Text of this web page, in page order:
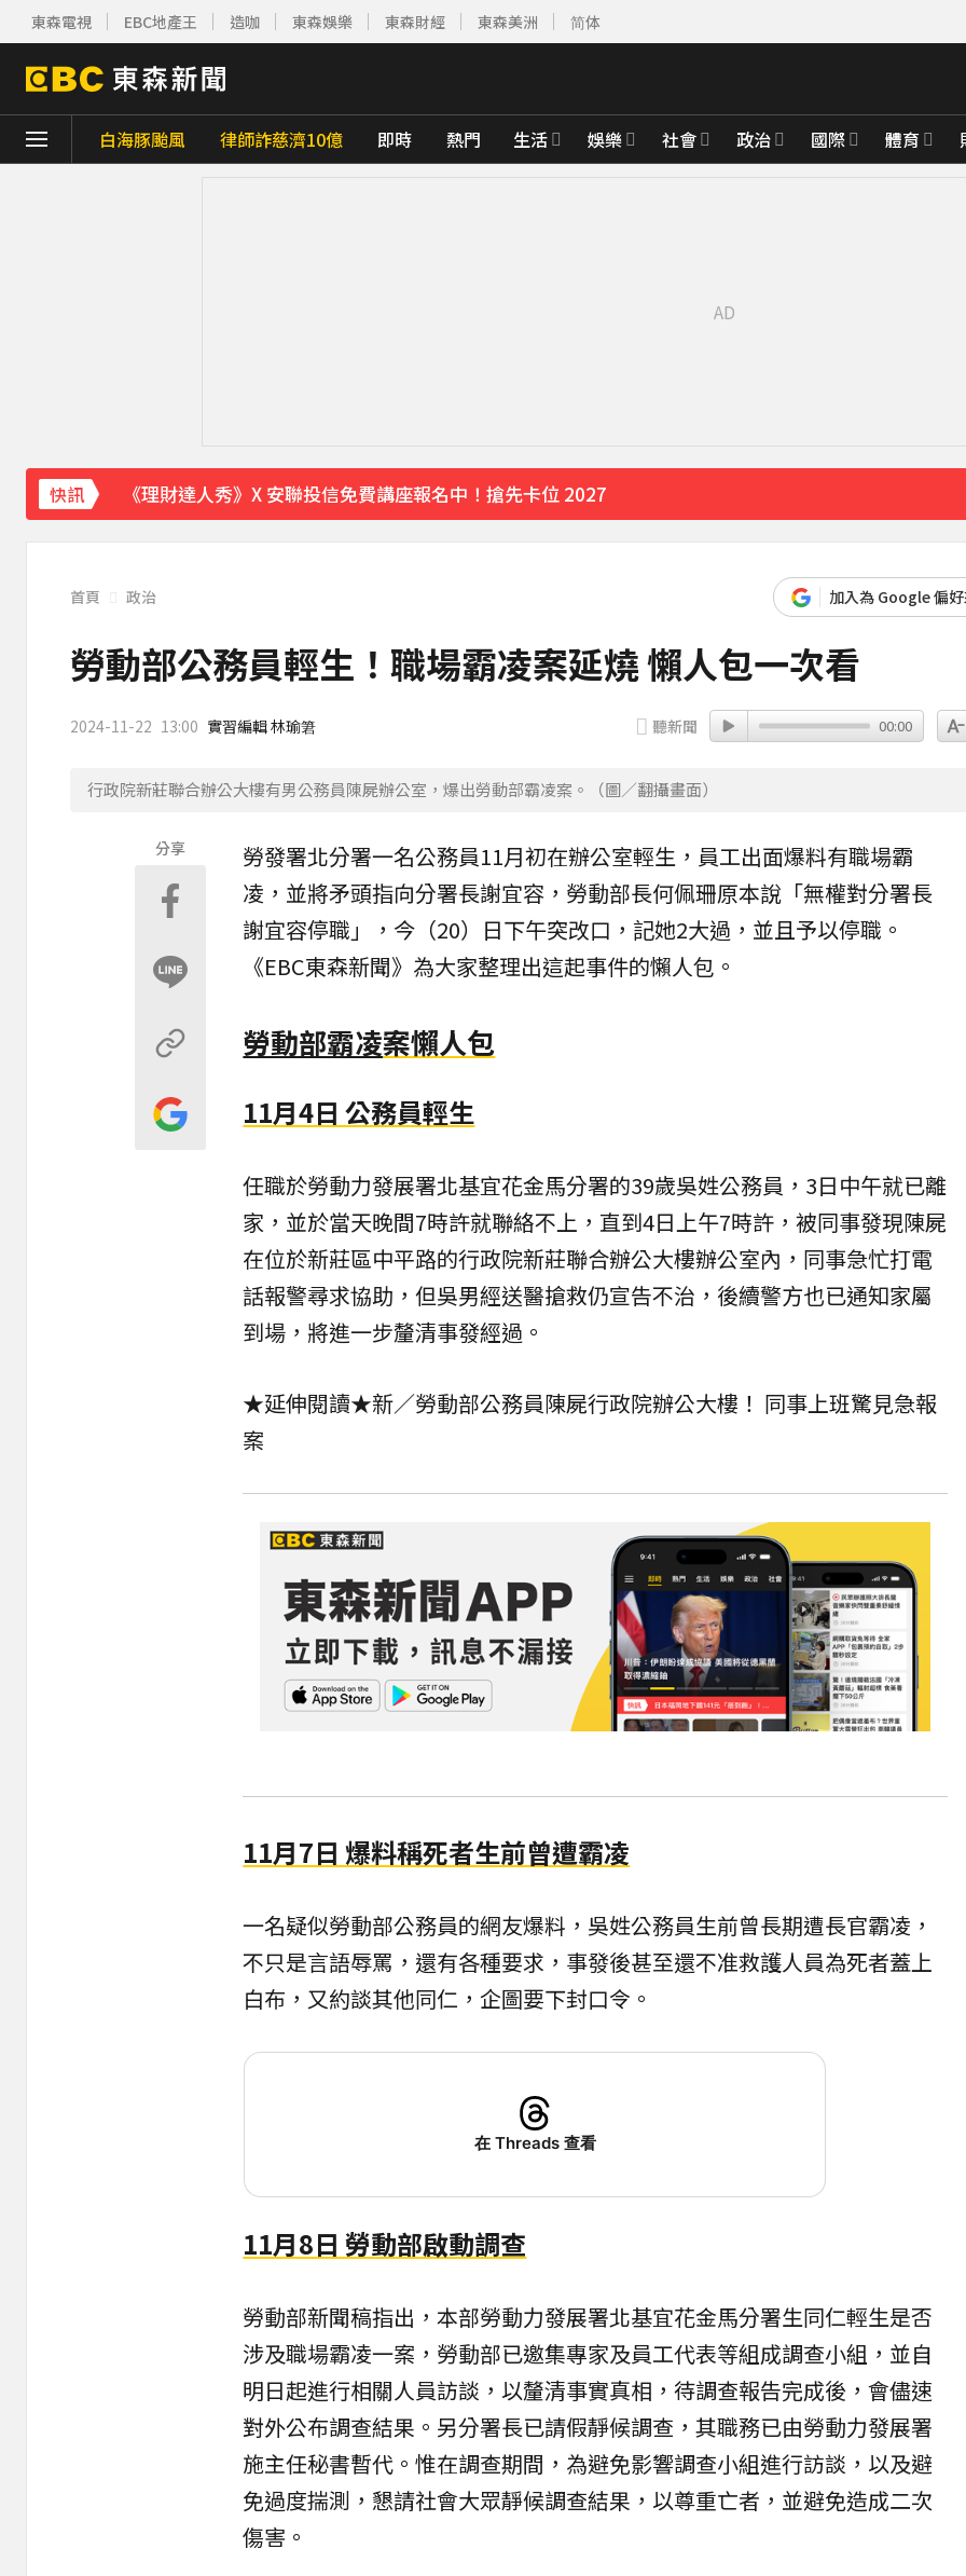
東森電視 EBC地產王 造咖 東森娛樂 東森財經 東森美洲 简体
白海豚颱風 律師詐慈濟10億 即時 熱門 生活 娛樂 社會 政治 國際 體育
快訊
《理財達人秀》X 安聯投信免費講座報名中！搶先卡位 2027
首頁 政治 加入為 Google 偏
勞動部公務員輕生！職場霸凌案延燒 懶人包一次看
2024-11-22 13:00 實習編輯 林瑜䇹 聽新聞 00:00
行政院新莊聯合辦公大樓有男公務員陳屍辦公室，爆出勞動部霸凌案。（圖／翻攝畫面）
分享 勞發署北分署一名公務員11月初在辦公室輕生，員工出面爆料有職場霸
凌，並將矛頭指向分署長謝宜容 ，勞動部長何佩珊原本說「無權對分署長
謝宜容停職」，今（20）日下午突改口，記她2大過，並且予以停職。
《EBC東森新聞》為大家整理出這起事件的懶人包。
勞動部霸凌案懶人包
11月4日 公務員輕生
任職於勞動力發展署北基宜花金馬分署的39歲吳姓公務員，3日中午就已離
家，並於當天晚間7時許就聯絡不上，直到4日上午7時許，被同事發現陳屍
在位於新莊區中平路的行政院新莊聯合辦公大樓辦公室內，同事急忙打電
話報警尋求協助，但吳男經送醫搶救仍宣告不治，後續警方也已通知家屬
到場，將進一步釐清事發經過。
★延伸閱讀★新／勞動部公務員陳屍行政院辦公大樓！ 同事上班驚見急報
案
11月7日 爆料稱死者生前曾遭霸凌
一名疑似勞動部公務員的網友爆料，吳姓公務員生前曾長期遭長官霸凌，
不只是言語辱罵，還有各種要求，事發後甚至還不准救護人員為死者蓋上
白布，又約談其他同仁，企圖要下封口令。
在 Threads 查看
11月8日 勞動部啟動調查
勞動部新聞稿指出，本部勞動力發展署北基宜花金馬分署生同仁輕生是否
涉及職場霸凌一案，勞動部已邀集專家及員工代表等組成調查小組，並自
明日起進行相關人員訪談，以釐清事實真相，待調查報告完成後，會儘速
對外公布調查結果。另分署長已請假靜候調查，其職務已由勞動力發展署
施主任秘書暫代。惟在調查期間，為避免影響調查小組進行訪談，以及避
免過度揣測，懇請社會大眾靜候調查結果，以尊重亡者，並避免造成二次
傷害。